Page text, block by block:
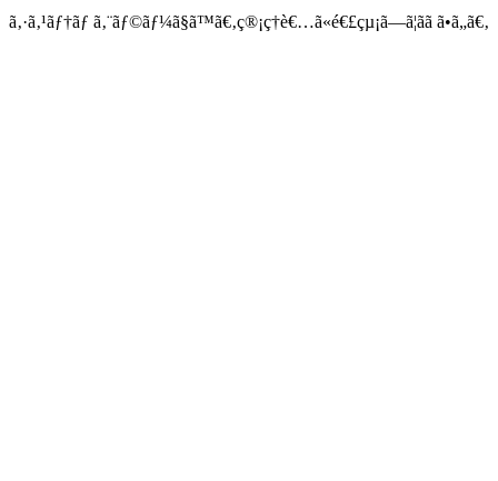
ã‚·ã‚¹ãƒ†ãƒ ã‚¨ãƒ©ãƒ¼ã§ã™ã€‚ç®¡ç†è€…ã«é€£çµ¡ã—ã¦ãã ã•ã„ã€‚